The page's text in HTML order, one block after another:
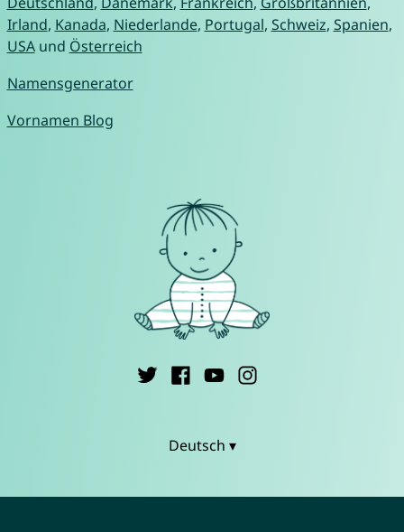
Irland, Kanada, Niederlande, Portugal, Schweiz, Spanien,
USAund Österreich
Namensgenerator
Vornamen Blog
Deutsch ▾